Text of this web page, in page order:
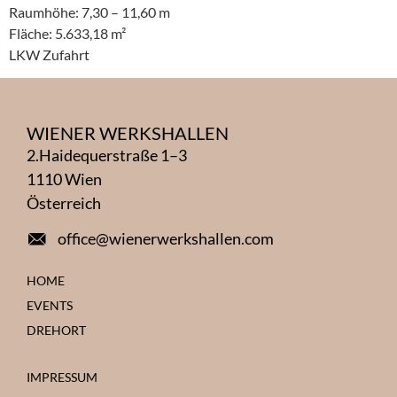
Raumhöhe: 7,30 – 11,60 m
Fläche: 5.633,18 m²
LKW Zufahrt
WIENER WERKSHALLEN
2.Haidequerstraße 1–3
1110 Wien
Österreich
office@wienerwerkshallen.com
HOME
EVENTS
DREHORT
IMPRESSUM